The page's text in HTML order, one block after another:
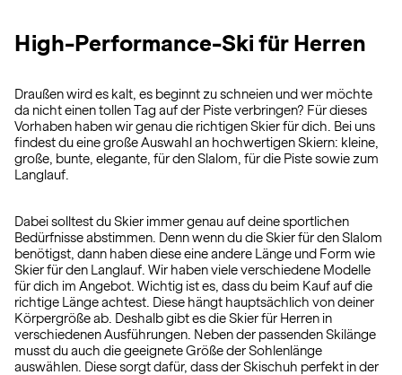
High-Performance-Ski für Herren
Draußen wird es kalt, es beginnt zu schneien und wer möchte
da nicht einen tollen Tag auf der Piste verbringen? Für dieses
Vorhaben haben wir genau die richtigen Skier für dich. Bei uns
findest du eine große Auswahl an hochwertigen Skiern: kleine,
große, bunte, elegante, für den Slalom, für die Piste sowie zum
Langlauf.
Dabei solltest du Skier immer genau auf deine sportlichen
Bedürfnisse abstimmen. Denn wenn du die Skier für den Slalom
benötigst, dann haben diese eine andere Länge und Form wie
Skier für den Langlauf. Wir haben viele verschiedene Modelle
für dich im Angebot. Wichtig ist es, dass du beim Kauf auf die
richtige Länge achtest. Diese hängt hauptsächlich von deiner
Körpergröße ab. Deshalb gibt es die Skier für Herren in
verschiedenen Ausführungen. Neben der passenden Skilänge
musst du auch die geeignete Größe der Sohlenlänge
auswählen. Diese sorgt dafür, dass der Skischuh perfekt in der